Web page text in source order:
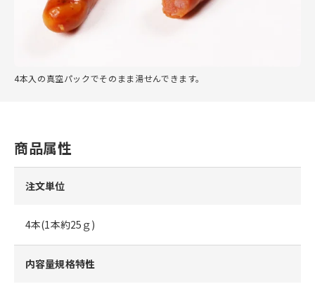
4本入の真空パックでそのまま湯せんできます。
商品属性
注文単位
4本(1本約25ｇ)
内容量規格特性